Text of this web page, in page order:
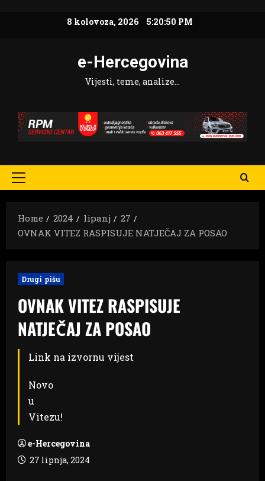
8 kolovoza, 2026 5:20:51 PM
e-Hercegovina
Vijesti, teme, analize…
Primary
Home
2024 lipanj
27
OVNAK VITEZ RASPISUJE NATJEČAJ ZA POSAO
Drugi pišu
OVNAK VITEZ RASPISUJE
NATJEČAJ ZA POSAO
Link na izvornu vijest
Novo
u
Vitezu!
e-Hercegovina
27 lipnja, 2024